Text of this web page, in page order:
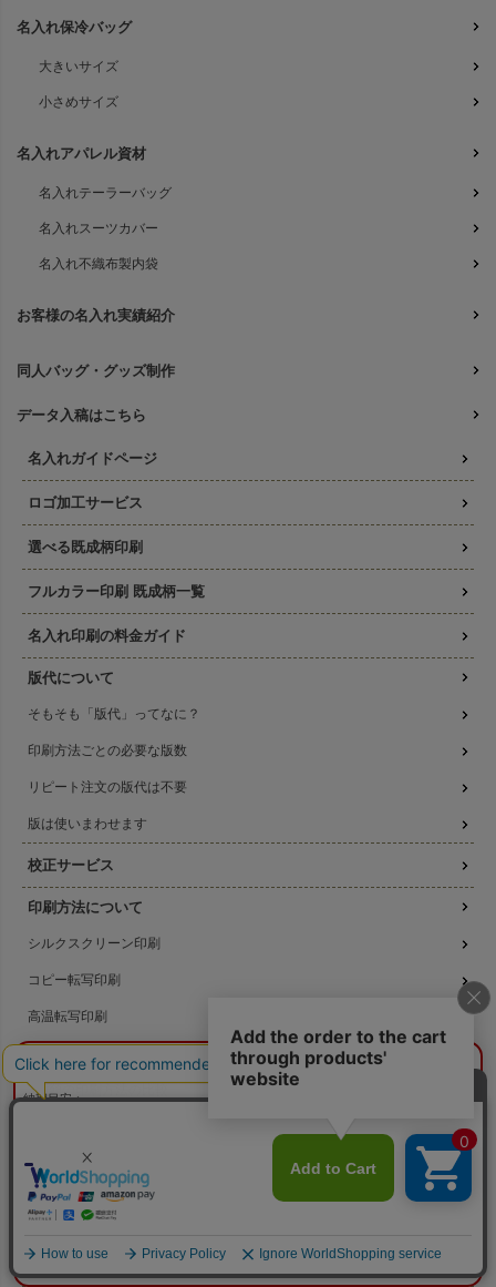
概算合計 ¥0 閉じる
納期目安：—
本体色：
選択してください
印刷位置：選択してください
印刷色：—
本体代：¥0
印刷代：¥0
名入れ保冷バッグ
大きいサイズ
小さめサイズ
名入れアパレル資材
名入れテーラーバッグ
名入れスーツカバー
名入れ不織布製内袋
お客様の名入れ実績紹介
同人バッグ・グッズ制作
データ入稿はこちら
名入れガイドページ
ロゴ加工サービス
選べる既成柄印刷
フルカラー印刷 既成柄一覧
名入れ印刷の料金ガイド
版代について
そもそも「版代」ってなに？
印刷方法ごとの必要な版数
リピート注文の版代は不要
版は使いまわせます
校正サービス
印刷方法について
シルクスクリーン印刷
コピー転写印刷
高温転写印刷
3種類の印刷方法の比較
名入れ注文の流れ
名入れのよくある質問
無料サンプル提供